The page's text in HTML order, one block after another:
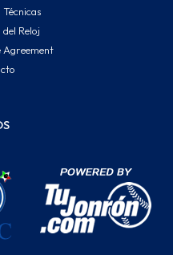
Reloj
Agreement